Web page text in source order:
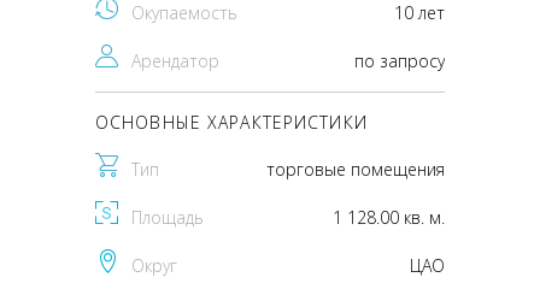
Окупаемость 10 лет
Арендатор по запросу
ОСНОВНЫЕ ХАРАКТЕРИСТИКИ
Тип торговые помещения
Площадь 1 128.00 кв. м.
Округ ЦАО